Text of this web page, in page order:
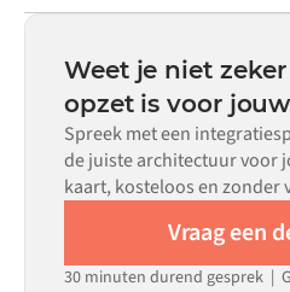
configuratie alleen niet aan de
maanden live, afhankelijk van de
datamapping, het aantal
beoordelingsproces. Voor veel
klare connectoren beschikbaar
marketplace, wat de insteltijd
Weet je niet
opzet is voor
Spreek met een
de juiste architectuur voor
kaart, kosteloos en zonder
Vraag een
30 minuten durend gesprek |